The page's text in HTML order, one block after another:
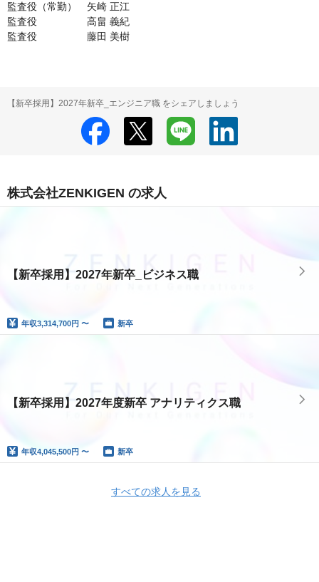
監査役（常勤）　矢崎 正江
監査役　　　　　高畠 義紀
監査役　　　　　藤田 美樹
【新卒採用】2027年新卒_エンジニア職 をシェアしましょう
株式会社ZENKIGEN の求人
【新卒採用】2027年新卒_ビジネス職
年収3,314,700円 〜 新卒
【新卒採用】2027年度新卒 アナリティクス職
年収4,045,500円 〜 新卒
すべての求人を見る